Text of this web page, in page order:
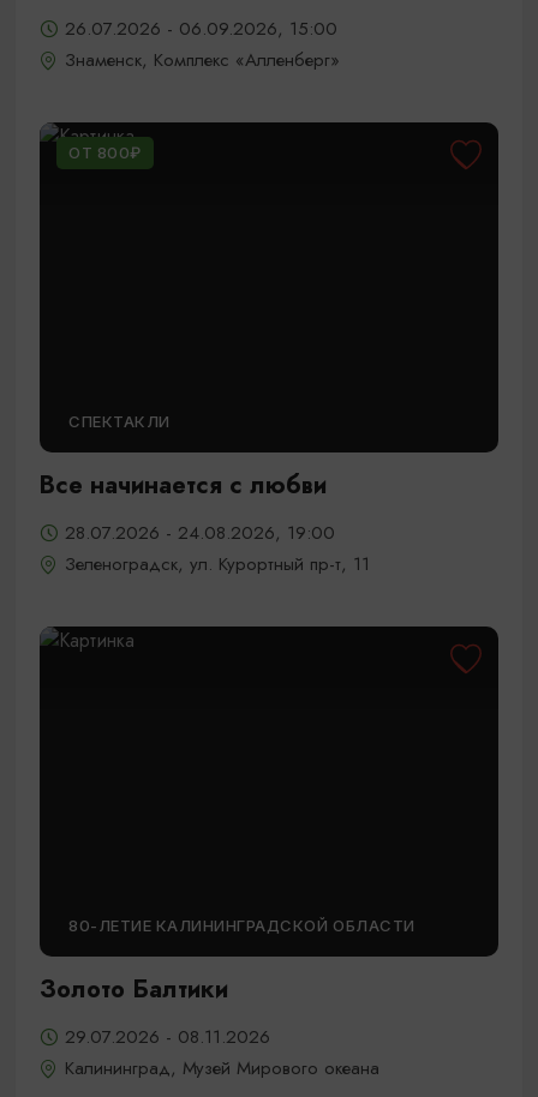
26.07.2026 - 06.09.2026, 15:00
Знаменск, Комплекс «Алленберг»
ОТ 800₽
СПЕКТАКЛИ
Все начинается с любви
28.07.2026 - 24.08.2026, 19:00
Зеленоградск, ул. Курортный пр-т, 11
80-ЛЕТИЕ КАЛИНИНГРАДСКОЙ ОБЛАСТИ
Золото Балтики
29.07.2026 - 08.11.2026
Калининград, Музей Мирового океана